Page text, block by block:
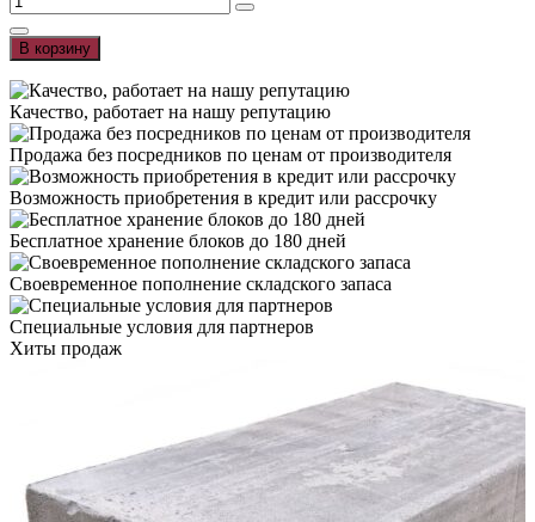
В корзину
Качество, работает на нашу репутацию
Продажа без посредников по ценам от производителя
Возможность приобретения в кредит или рассрочку
Бесплатное хранение блоков до 180 дней
Своевременное пополнение складского запаса
Специальные условия для партнеров
Хиты продаж